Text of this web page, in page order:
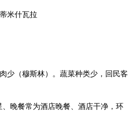
米什瓦拉
少（穆斯林）。蔬菜种类少，回民客
晚餐常为酒店晚餐
酒店干净，环